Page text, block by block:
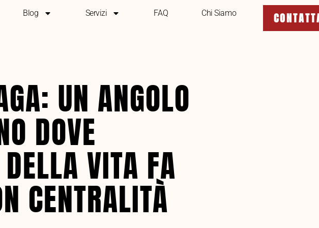
Blog Servizi FAQ Chi Siamo
UN ANGOLO
DOVE
VITA FA
CENTRALITÀ